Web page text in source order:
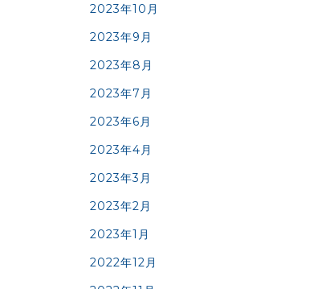
2023年10月
2023年9月
2023年8月
2023年7月
2023年6月
2023年4月
2023年3月
2023年2月
2023年1月
2022年12月